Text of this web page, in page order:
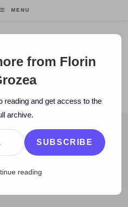
MENU
Grozea
CEO MOCAPP.
noua > Single nou Hi-Q: Mor de dor
from Florin
reading and get access to the
archive.
SUBSCRIBE
reading